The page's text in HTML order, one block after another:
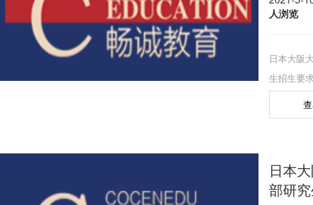
人浏览
日本大阪
生招生要
日本
部研